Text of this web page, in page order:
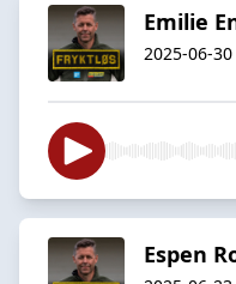
Emilie
2025-06-30
Espen